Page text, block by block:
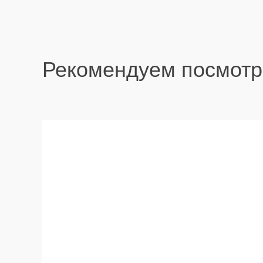
Рекомендуем